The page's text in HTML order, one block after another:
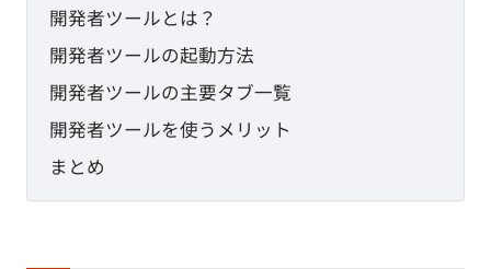
HTML CSS
EC-CUBE
shopify
開発者ツールとは？
開発者ツールの起動方法
開発者ツールの主要タブ一覧
開発者ツールを使うメリット
まとめ